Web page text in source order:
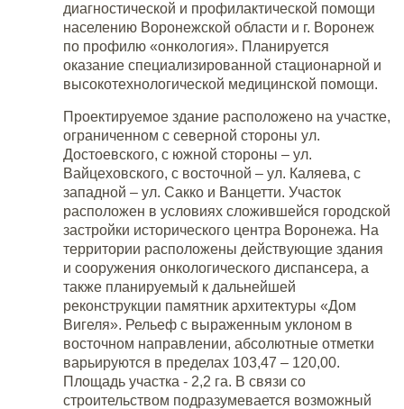
диагностической и профилактической помощи
населению Воронежской области и г. Воронеж
по профилю «онкология». Планируется
оказание специализированной стационарной и
высокотехнологической медицинской помощи.
Проектируемое здание расположено на участке,
ограниченном с северной стороны ул.
Достоевского, с южной стороны – ул.
Вайцеховского, с восточной – ул. Каляева, с
западной – ул. Сакко и Ванцетти. Участок
расположен в условиях сложившейся городской
застройки исторического центра Воронежа. На
территории расположены действующие здания
и сооружения онкологического диспансера, а
также планируемый к дальнейшей
реконструкции памятник архитектуры «Дом
Вигеля». Рельеф с выраженным уклоном в
восточном направлении, абсолютные отметки
варьируются в пределах 103,47 – 120,00.
Площадь участка - 2,2 га. В связи со
строительством подразумевается возможный